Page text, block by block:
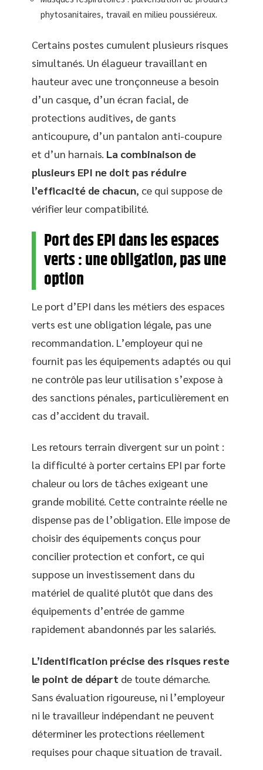
phytosanitaires, travail en milieu poussiéreux.
Certains postes cumulent plusieurs risques
simultanés. Un élagueur travaillant en
hauteur avec une tronçonneuse a besoin
d’un casque, d’un écran facial, de
protections auditives, de gants
anticoupure, d’un pantalon anti-coupure
et d’un harnais. La combinaison de
plusieurs EPI ne doit pas réduire
l’efficacité de chacun, ce qui suppose de
vérifier leur compatibilité.
Port des EPI dans les espaces
verts : une obligation, pas une
option
Le port d’EPI dans les métiers des espaces
verts est une obligation légale, pas une
recommandation. L’employeur qui ne
fournit pas les équipements adaptés ou qui
ne contrôle pas leur utilisation s’expose à
des sanctions pénales, particulièrement en
cas d’accident du travail.
Les retours terrain divergent sur un point :
la difficulté à porter certains EPI par forte
chaleur ou lors de tâches exigeant une
grande mobilité. Cette contrainte réelle ne
dispense pas de l’obligation. Elle impose de
choisir des équipements conçus pour
concilier protection et confort, ce qui
suppose un investissement dans du
matériel de qualité plutôt que dans des
équipements d’entrée de gamme
rapidement abandonnés par les salariés.
L’identification précise des risques reste
le point de départ de toute démarche.
Sans évaluation rigoureuse, ni l’employeur
ni le travailleur indépendant ne peuvent
déterminer les protections réellement
requises pour chaque situation de travail.